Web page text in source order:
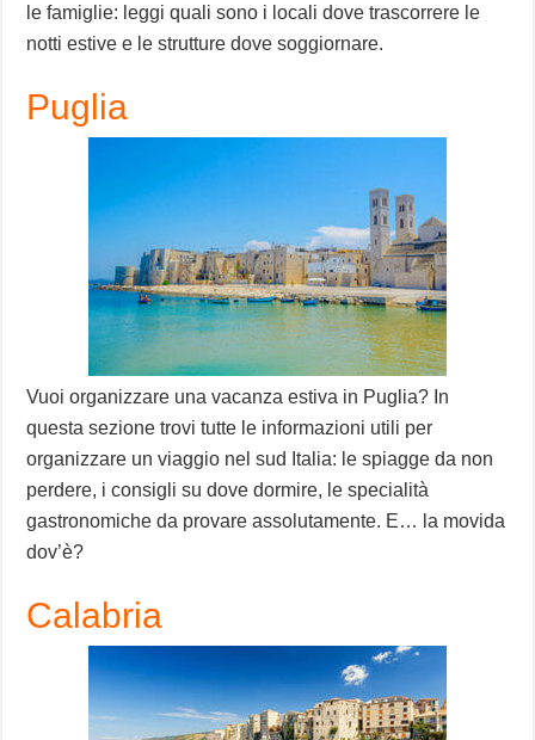
le famiglie: leggi quali sono i locali dove trascorrere le
notti estive e le strutture dove soggiornare.
Puglia
Vuoi organizzare una vacanza estiva in Puglia? In
questa sezione trovi tutte le informazioni utili per
organizzare un viaggio nel sud Italia: le spiagge da non
perdere, i consigli su dove dormire, le specialità
gastronomiche da provare assolutamente. E… la movida
dov’è?
Calabria